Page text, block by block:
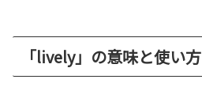
「lively」の意味と使い方